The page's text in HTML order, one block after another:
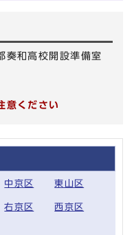
和高校開設準備室
意ください
中京区 東山区
右京区 西京区